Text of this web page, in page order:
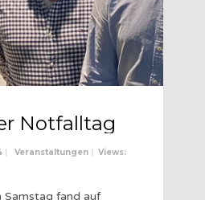
Notfalltag
Veranstaltungen
Views:
Samstag fand auf